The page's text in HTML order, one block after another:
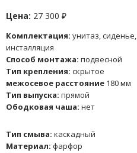
Комплектация: унитаз, сиденье,
инсталляция
Способ монтажа: подвесной
Тип крепления: скрытое
межосевое расстояние 180 мм
Тип выпуска: прямой
Ободковая чаша: нет
Тип смыва: каскадный
Материал: фарфор
Цена: 27 300 ₽